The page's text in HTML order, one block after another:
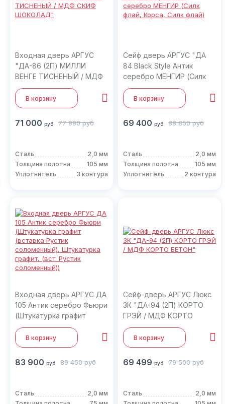
Входная дверь АРГУС
"ДА-86 (2П) МИЛЛИ
ВЕНГЕ ТИСНЕНЫЙ / МДФ
СКИФ ШОКОЛАД"
В корзину
71 000 руб 77 990 руб
Сталь
2,0 мм
Толщина полотна
105 мм
Уплотнитель
3 контура
Сейф дверь АРГУС "ДА
84 Black Style Антик
серебро МЕНГИР (Силк
флай, Корса, Силк флай)
В корзину
69 400 руб 88 850 руб
Сталь
2,0 мм
Толщина полотна
105 мм
Уплотнитель
2 контура
Входная дверь АРГУС ДА
105 Антик серебро Фьюри
(Штукатурка графит
(вставка Рустик
соломенный), Штукатурка
графит, (вст. Рустик
соломенный))
В корзину
83 900 руб 89 450 руб
Сталь
2,0 мм
Сейф-дверь АРГУС Люкс
3К "ДА-94 (2П) КОРТО
ГРЭЙ / МДФ КОРТО
БЕТОН"
В корзину
69 499 руб 79 500 руб
Сталь
2,0 мм